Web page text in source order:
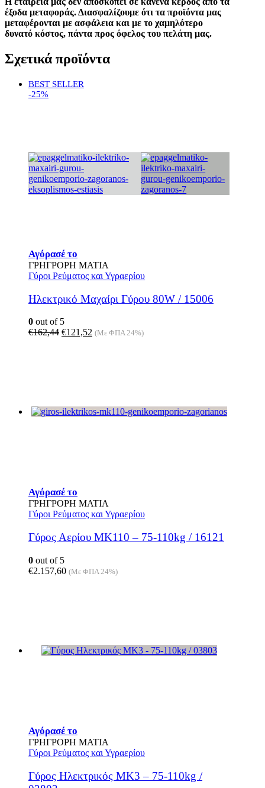
έξοδα μεταφοράς. Διασφαλίζουμε ότι τα προϊόντα μας
μεταφέρονται με ασφάλεια και με το χαμηλότερο
δυνατό κόστος, πάντα προς όφελος του πελάτη μας.
Σχετικά προϊόντα
BEST SELLER
-25%
Αγόρασέ το
ΓΡΗΓΡΟΡΗ ΜΑΤΙΑ
Γύροι Ρεύματος και Υγραερίου
Ηλεκτρικό Μαχαίρι Γύρου 80W / 15006
0 out of 5
€162,44 Original
€121,52 Η
(Με ΦΠΑ 24%)
Αγόρασέ το
ΓΡΗΓΡΟΡΗ ΜΑΤΙΑ
Γύροι Ρεύματος και Υγραερίου
Γύρος Αερίου MK110 – 75-110kg / 16121
0 out of 5
€2.157,60 (Με ΦΠΑ 24%)
Αγόρασέ το
ΓΡΗΓΡΟΡΗ ΜΑΤΙΑ
Γύροι Ρεύματος και Υγραερίου
Γύρος Ηλεκτρικός MK3 – 75-110kg /